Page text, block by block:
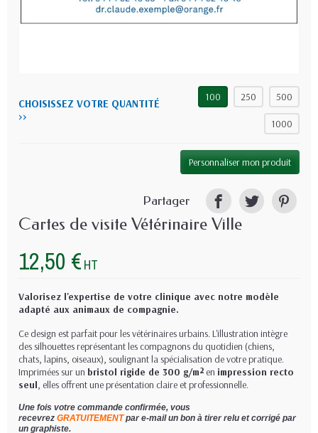
CHOISISSEZ VOTRE QUANTITÉ
>>
100 250 500
1000
Personnaliser mon produit
Partager
Cartes de visite Vétérinaire Ville
12,50 € HT
Valorisez l'expertise de votre clinique avec notre modèle
adapté aux animaux de compagnie.
Ce design est parfait pour les vétérinaires urbains. L'illustration intègre
des silhouettes représentant les compagnons du quotidien (chiens,
chats, lapins, oiseaux), soulignant la spécialisation de votre pratique.
Imprimées sur un bristol rigide de 300 g/m² en impression recto
seul, elles offrent une présentation claire et professionnelle.
Une fois votre commande confirmée, vous
recevrez GRATUITEMENT par e-mail un bon à tirer relu et corrigé par
un graphiste.